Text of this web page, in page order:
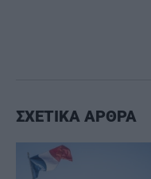
ΣΧΕΤΙΚΑ ΑΡΘΡΑ